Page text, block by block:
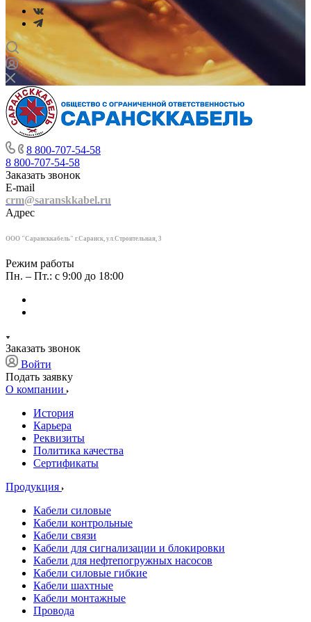
8 800-707-54-58
8 800-707-54-58
Заказать звонок
E-mail
crm@saranskkabel.ru
Адрес
ООО "Сарансккабель" г.Саранск, ул.Строительная, 3
Режим работы
Пн. – Пт.: с 9:00 до 18:00
Заказать звонок
Войти
Подать заявку
О компании
История
Карьера
Реквизиты
Политика качества
Сертификаты
Продукция
Кабели силовые
Кабели контрольные
Кабели связи
Кабели для сигнализации и блокировки
Кабели для нефтепогружных насосов
Кабели силовые гибкие
Кабели шахтные
Кабели монтажные
Провода